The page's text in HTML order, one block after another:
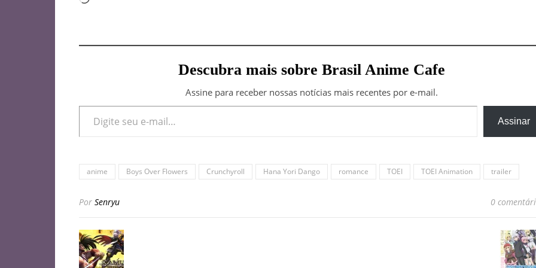
Descubra mais sobre Brasil Anime Cafe
Assine para receber nossas notícias mais recentes por e-mail.
Digite seu e-mail…
Assinar
anime Boys Over Flowers Crunchyroll Hana Yori Dango romance TOEI TOEI Animation trailer
Por Senryu 0